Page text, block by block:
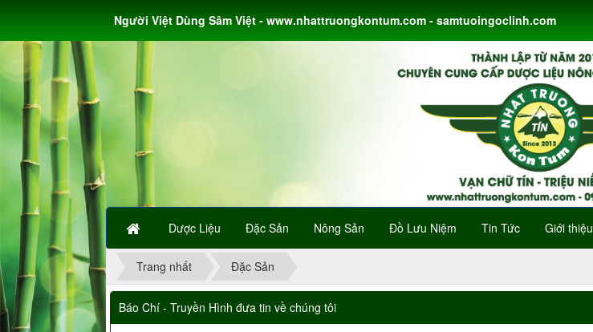
Dược Liệu Đặc Sản Nông Sản Đồ Lưu Niệm Tin Tức Giới thiệu
Người Việt Dùng Sâm Việt - www.nhattruongkontum.com - samtuoingoclinh.com
Trang nhất Đặc Sản
Báo Chí - Truyền Hình đưa tin về chúng tôi